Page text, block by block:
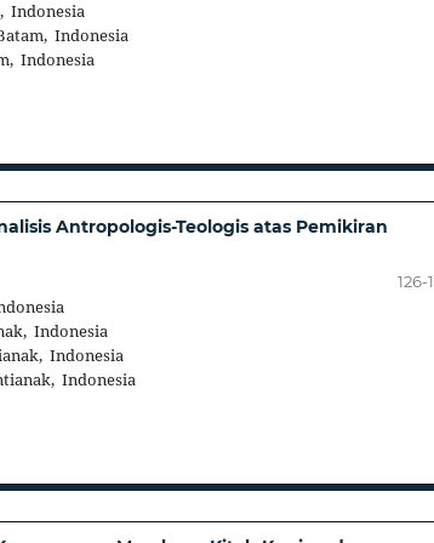
Indonesia
Indonesia
Indonesia
Antropologis-Teologis atas Pemikiran
Indonesia
Indonesia
Indonesia
126-